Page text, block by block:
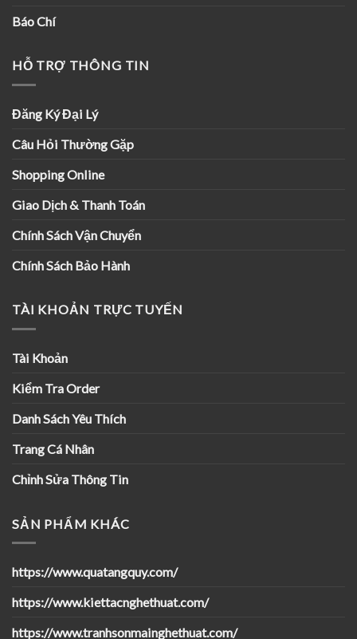
Báo Chí
HỖ TRỢ THÔNG TIN
Đăng Ký Đại Lý
Câu Hỏi Thường Gặp
Shopping Online
Giao Dịch & Thanh Toán
Chính Sách Vận Chuyển
Chính Sách Bảo Hành
TÀI KHOẢN TRỰC TUYẾN
Tài Khoản
Kiểm Tra Order
Danh Sách Yêu Thích
Trang Cá Nhân
Chỉnh Sửa Thông Tin
SẢN PHẨM KHÁC
https://www.quatangquy.com/
https://www.kiettacnghethuat.com/
https://www.tranhsonmainghethuat.com/